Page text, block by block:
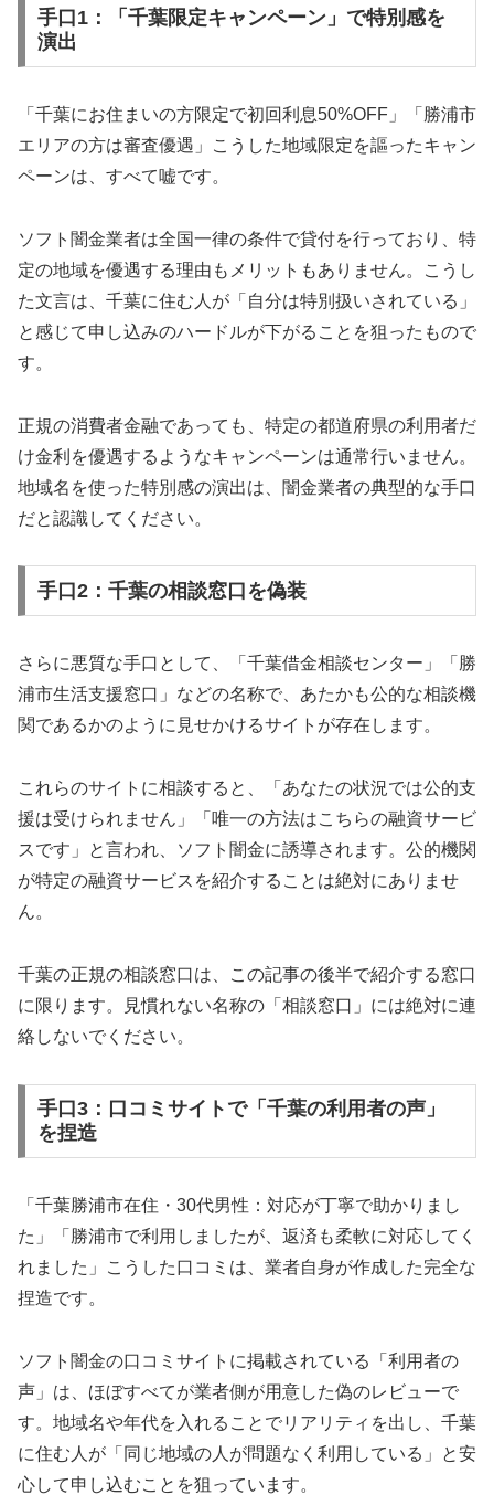
手口1：「千葉限定キャンペーン」で特別感を
演出
「千葉にお住まいの方限定で初回利息50%OFF」「勝浦市
エリアの方は審査優遇」こうした地域限定を謳ったキャン
ペーンは、すべて嘘です。
ソフト闇金業者は全国一律の条件で貸付を行っており、特
定の地域を優遇する理由もメリットもありません。こうし
た文言は、千葉に住む人が「自分は特別扱いされている」
と感じて申し込みのハードルが下がることを狙ったもので
す。
正規の消費者金融であっても、特定の都道府県の利用者だ
け金利を優遇するようなキャンペーンは通常行いません。
地域名を使った特別感の演出は、闇金業者の典型的な手口
だと認識してください。
手口2：千葉の相談窓口を偽装
さらに悪質な手口として、「千葉借金相談センター」「勝
浦市生活支援窓口」などの名称で、あたかも公的な相談機
関であるかのように見せかけるサイトが存在します。
これらのサイトに相談すると、「あなたの状況では公的支
援は受けられません」「唯一の方法はこちらの融資サービ
スです」と言われ、ソフト闇金に誘導されます。公的機関
が特定の融資サービスを紹介することは絶対にありませ
ん。
千葉の正規の相談窓口は、この記事の後半で紹介する窓口
に限ります。見慣れない名称の「相談窓口」には絶対に連
絡しないでください。
手口3：口コミサイトで「千葉の利用者の声」
を捏造
「千葉勝浦市在住・30代男性：対応が丁寧で助かりまし
た」「勝浦市で利用しましたが、返済も柔軟に対応してく
れました」こうした口コミは、業者自身が作成した完全な
捏造です。
ソフト闇金の口コミサイトに掲載されている「利用者の
声」は、ほぼすべてが業者側が用意した偽のレビューで
す。地域名や年代を入れることでリアリティを出し、千葉
に住む人が「同じ地域の人が問題なく利用している」と安
心して申し込むことを狙っています。